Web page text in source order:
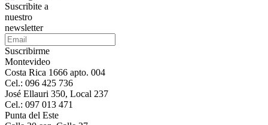
Suscribite a
nuestro
newsletter
Suscribirme
Montevideo
Costa Rica 1666 apto. 004
Cel.: 096 425 736
José Ellauri 350, Local 237
Cel.: 097 013 471
Punta del Este